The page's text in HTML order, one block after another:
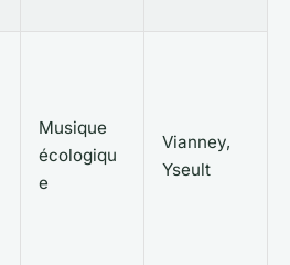
Musique
écologiqu
e
Vianney,
Yseult